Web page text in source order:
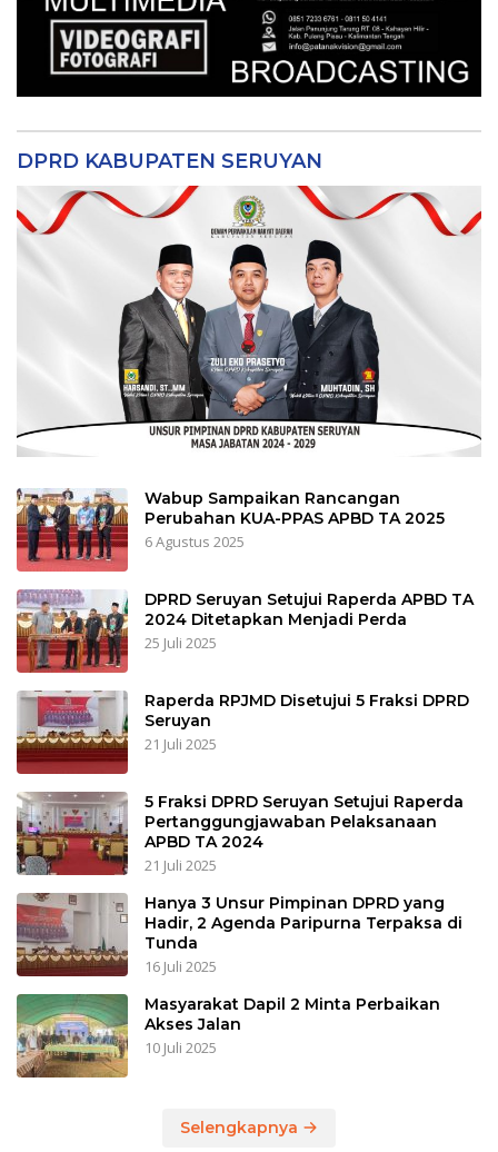
DPRD KABUPATEN SERUYAN
Wabup Sampaikan Rancangan
Perubahan KUA-PPAS APBD TA 2025
6 Agustus 2025
DPRD Seruyan Setujui Raperda APBD TA
2024 Ditetapkan Menjadi Perda
25 Juli 2025
Raperda RPJMD Disetujui 5 Fraksi DPRD
Seruyan
21 Juli 2025
5 Fraksi DPRD Seruyan Setujui Raperda
Pertanggungjawaban Pelaksanaan
APBD TA 2024
21 Juli 2025
Hanya 3 Unsur Pimpinan DPRD yang
Hadir, 2 Agenda Paripurna Terpaksa di
Tunda
16 Juli 2025
Masyarakat Dapil 2 Minta Perbaikan
Akses Jalan
10 Juli 2025
Selengkapnya